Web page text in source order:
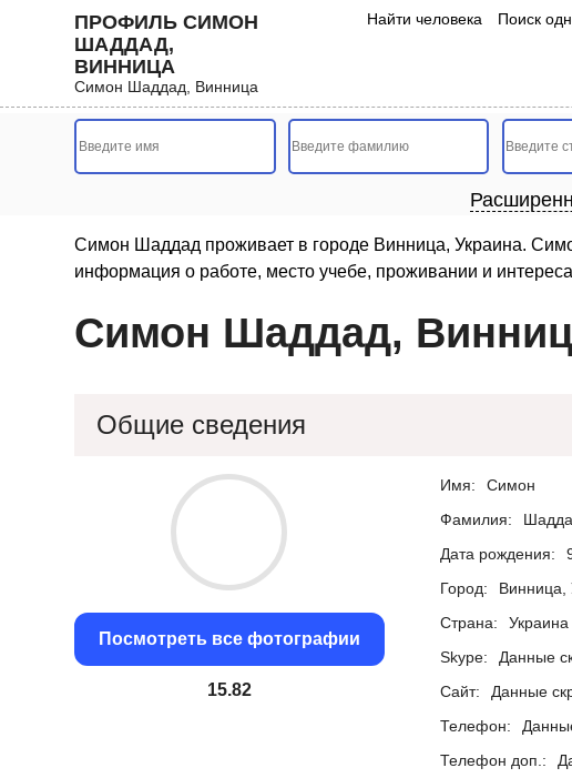
ПРОФИЛЬ СИМОН
ШАДДАД,
ВИННИЦА
Симон Шаддад, Винница
Найти человека Поиск
Симон Шаддад проживает в городе Винница, Украина.
информация о работе, место учебе, проживании и
Симон Шаддад,
Общие сведения
Посмотреть все фотографии
15.05
Имя:
Симон
Фамилия:
Дата рождения:
Город:
Винница,
Страна:
Украина
Skype:
Данные
Сайт:
Данные
Телефон:
Телефон доп.: